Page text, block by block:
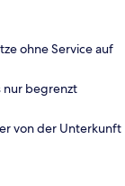
ohne Service auf
nur begrenzt
von der Unterkunft